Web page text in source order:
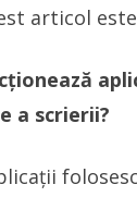
articol
a scrierii?